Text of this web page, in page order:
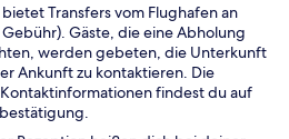
Transfers vom Flughafen an
Gäste, die eine Abholung
werden gebeten, die Unterkunft
Ankunft zu kontaktieren. Die
findest du auf